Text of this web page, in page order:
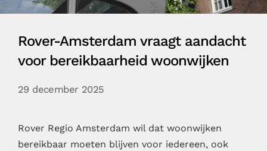
Rover-Amsterdam vraagt aandacht
voor bereikbaarheid woonwijken
29 december 2025
Rover Regio Amsterdam wil dat woonwijken
bereikbaar moeten blijven voor iedereen, ook